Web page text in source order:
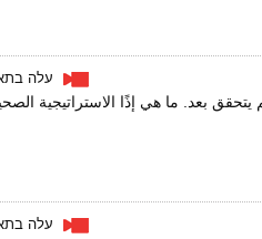
עלה בתאריך:
بعد. ما هي إذًا الاستراتيجية
עלה בתאריך: